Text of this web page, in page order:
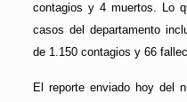
contagios y 4 muertos. Lo
casos del departamento
de 1.150 contagios y 66
El reporte enviado hoy del